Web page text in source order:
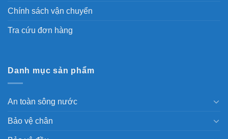
Chính sách vận chuyển
Tra cứu đơn hàng
Danh mục sản phẩm
An toàn sông nước
Bảo vệ chân